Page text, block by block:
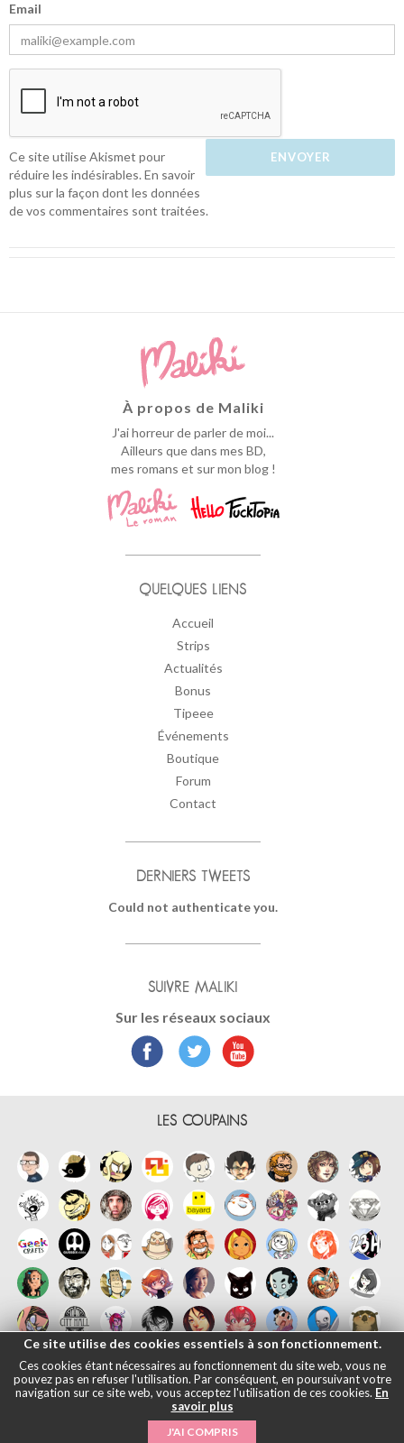
Email
Ce site utilise Akismet pour
réduire les indésirables.En savoir
plus sur la façon dont les données
de vos commentaires sont traitées.
À propos de Maliki
J'ai horreur de parler de moi...
Ailleurs que dans mes BD,
mes romans et sur mon blog !
QUELQUES LIENS
Accueil
Strips
Actualités
Bonus
Tipeee
Événements
Boutique
Forum
Contact
DERNIERS TWEETS
Could not authenticate you.
SUIVRE MALIKI
Sur les réseaux sociaux
LES COUPAINS
日本語|Mentions légales
2026
Ce site utilise des cookies essentiels à son fonctionnement.
Ces cookies étant nécessaires au fonctionnement du site web, vous ne
pouvez pas en refuser l'utilisation. Par conséquent, en poursuivant votre
navigation sur ce site web, vous acceptez l'utilisation de ces cookies. En
savoir plus
J'AI COMPRIS